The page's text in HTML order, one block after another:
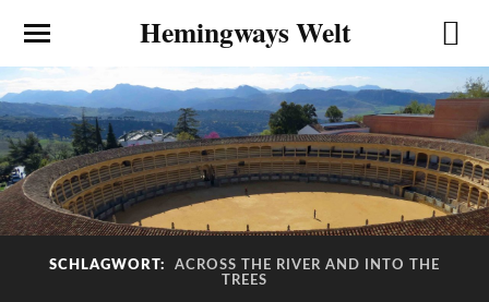
Hemingways Welt
SCHLAGWORT:
ACROSS THE RIVER AND INTO THE
TREES